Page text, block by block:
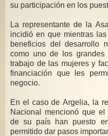
su participación en los
La representante de la
incidió en que mientras
beneficios del desarrollo
como uno de los
trabajo de las mujeres y
financiación que les
negocio.
En el caso de Argelia, la
Nacional mencionó que
de su país han puesto
permitido dar pasos